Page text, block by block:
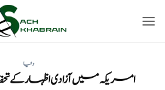
دنیا
امریکہ میں آزادی اظہار کے